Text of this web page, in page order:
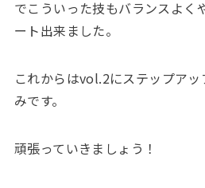
でこういった技もバランスよく
ート出来ました。
これからはvol.2にステップア
みです。
頑張っていきましょう！